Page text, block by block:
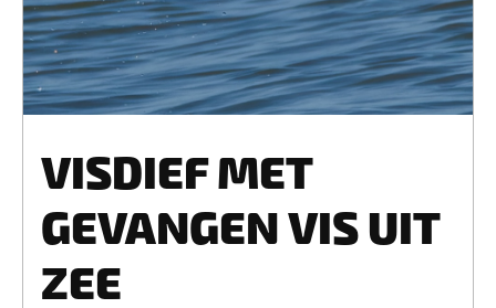
VISDIEF MET
GEVANGEN VIS UIT
ZEE